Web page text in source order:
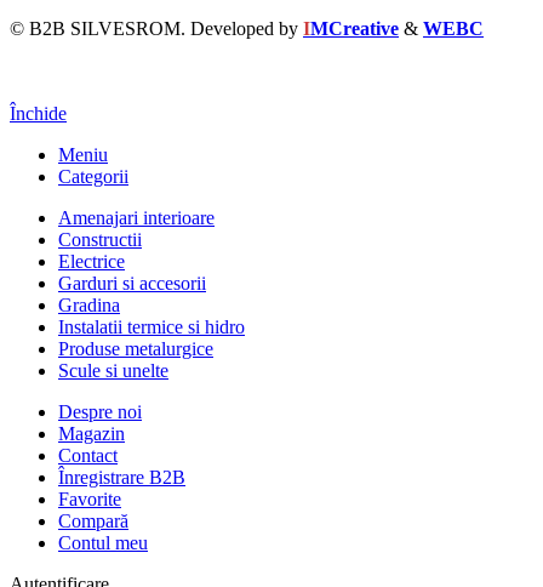
© B2B SILVESROM. Developed by IMCreative & WEBC
Închide
Meniu
Categorii
Amenajari interioare
Constructii
Electrice
Garduri si accesorii
Gradina
Instalatii termice si hidro
Produse metalurgice
Scule si unelte
Despre noi
Magazin
Contact
Înregistrare B2B
Favorite
Compară
Contul meu